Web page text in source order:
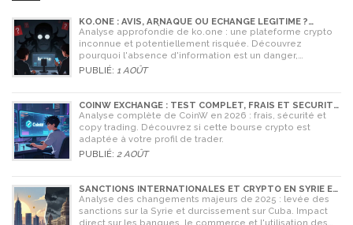
KO.ONE : AVIS, ARNAQUE OU ÉCHANGE LÉGITIME ?
ANALYSE COMPLÈTE
Analyse approfondie de ko.one : une plateforme crypto
inconnue et potentiellement risquée. Découvrez
pourquoi l'absence d'information est un danger,
comparez avec Coinone et apprenez à vérifier la sécurité
PUBLIÉ: 1 AOÛT
COINW EXCHANGE : TEST COMPLET, FRAIS ET SÉCURITÉ
EN 2026
Analyse complète de CoinW en 2026 : frais, sécurité et
copy trading. Découvrez si cette bourse crypto est
adaptée à votre profil de trader.
PUBLIÉ: 2 AOÛT
SANCTIONS INTERNATIONALES ET CRYPTO EN SYRIE ET
CUBA : L'IMPACT MAJEUR DE 2025
Analyse des changements majeurs de 2025 : levée des
sanctions sur la Syrie et durcissement sur Cuba. Impact